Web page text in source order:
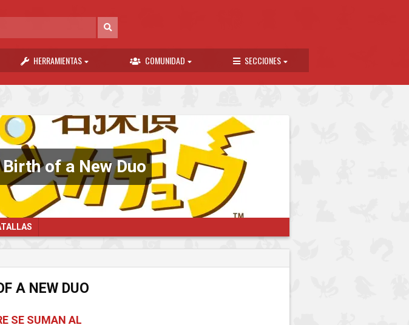
HERRAMIENTAS COMUNIDAD SECCIONES
of a New Duo
A NEW DUO
SE SUMAN AL